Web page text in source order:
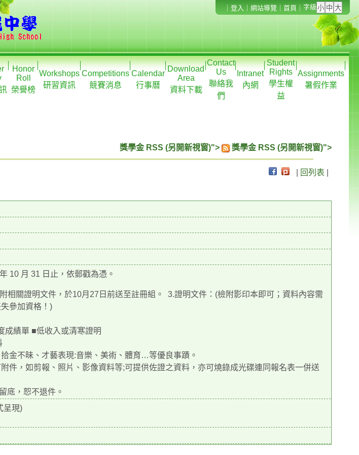
登入 網站導覽 首頁 字級
Honor
Roll
榮譽榜
Workshops
研習資訊
Competitions
競賽消息
Calendar
行事曆
Download
Area
資料下載
Contact
Us
聯絡我
們
Intranet
內網
Student
Rights
學生權
益
Assignments
暑假作業
獎學金 RSS (另開新視窗)"> 獎學金 RSS (另開新視窗)">
回列表
10 月 31 日止，依郵戳為憑。
相關證明文件，於10月27日前送至註冊組。 3.證明文件：(檢附影印本即可；資料內容需
參加資格！)
成績單 ■低收入或清寒證明
金不昧、才藝表現:音樂、美術、體育…等優良事蹟。
件，如剪報、照片、影像資料等;可提供佐證之資料，亦可燒錄成光碟連同報名表一併送
底，恕不退件。
呈現)